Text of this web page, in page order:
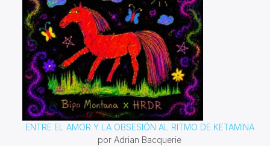
ENTRE EL AMOR Y LA OBSESIÓN AL RITMO DE KETAMINA
por Adrian Bacquerie